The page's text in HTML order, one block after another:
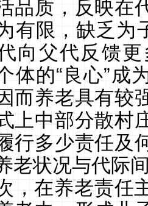
品质，反映在
有限，缺乏为
向父代反馈
体的“良心”成
而养老具有较
上中部分散村
行多少责任及
老状况与代际
，在养老责任